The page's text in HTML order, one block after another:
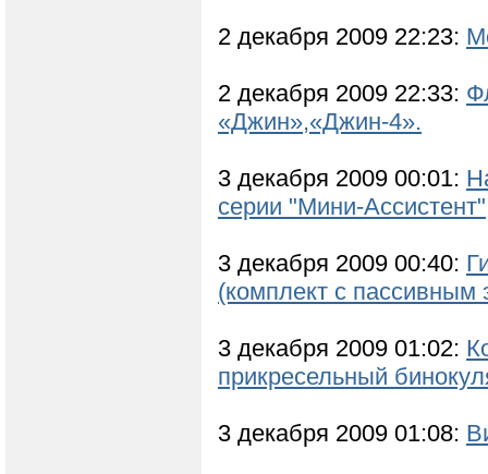
2 декабря 2009 22:23:
2 декабря 2009 22:33:
«Джин»,«Джин-4».
3 декабря 2009 00:01:
серии "Мини-Ассистент"
3 декабря 2009 00:40:
(комплект с пассивным
3 декабря 2009 01:02:
прикресельный
3 декабря 2009 01:08: